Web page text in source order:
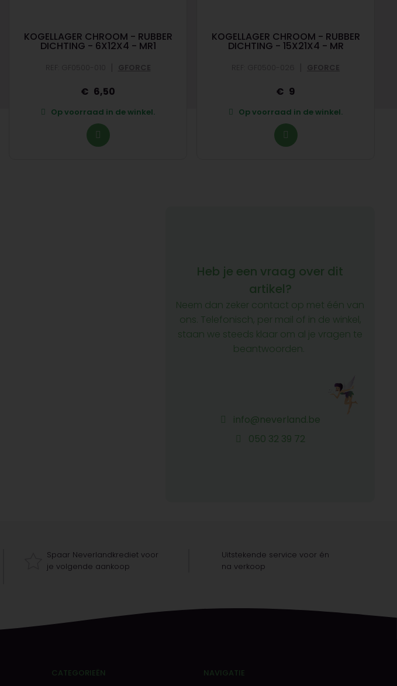
KOGELLAGER CHROOM - RUBBER
DICHTING - 6X12X4 - MR1
| GFORCE
6,50
Op voorraad in de winkel.
KOGELLAGER CHROOM - RUBBER
DICHTING - 15X21X4 - MR
| GFORCE
9
Op voorraad in de winkel.
Heb je een vraag over dit
artikel?
Neem dan zeker contact op met één van
ons. Telefonisch, per mail of in de winkel,
staan we steeds klaar om al je vragen te
beantwoorden.
info@neverland.be
050 32 39 72
Spaar Neverlandkrediet voor
je volgende aankoop
Uitstekende service voor én
na verkoop
CATEGORIEËN NAVIGATIE